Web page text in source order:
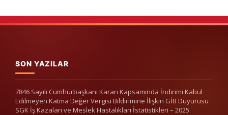
SON YAZILAR
7846 Sayılı Cumhurbaşkanı Kararı Kapsamında İndirimi Kabul
Edilmeyen Katma Değer Vergisi Bildirimine İlişkin GİB Duyurusu
SGK İş Kazaları ve Meslek Hastalıkları İstatistikleri – 2025